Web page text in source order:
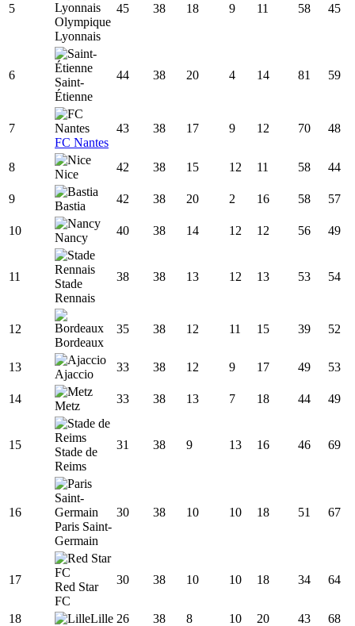
5
Olympique
Lyonnais
45 38 18 9 11 58 45
6
Saint-
Étienne
44 38 20 4 14 81 59
7
FC Nantes
43 38 17 9 12 70 48
8
Nice
42 38 15 12 11 58 44
9
Bastia
42 38 20 2 16 58 57
10
Nancy
40 38 14 12 12 56 49
11
Stade
Rennais
38 38 13 12 13 53 54
12
Bordeaux
35 38 12 11 15 39 52
13
Ajaccio
33 38 12 9 17 49 53
14
Metz
33 38 13 7 18 44 49
15
Stade de
Reims
31 38 9 13 16 46 69
16
Paris Saint-
Germain
30 38 10 10 18 51 67
17
Red Star
FC
30 38 10 10 18 34 64
18 Lille 26 38 8 10 20 43 68